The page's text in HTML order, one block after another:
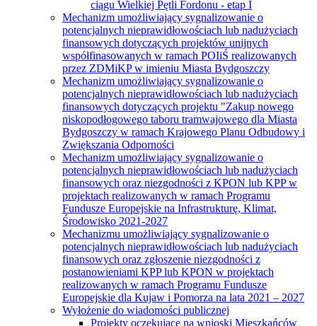
ciągu Wielkiej Pętli Fordonu - etap I
Mechanizm umożliwiający sygnalizowanie o
potencjalnych nieprawidłowościach lub nadużyciach
finansowych dotyczących projektów unijnych
współfinasowanych w ramach POIiŚ realizowanych
przez ZDMiKP w imieniu Miasta Bydgoszczy
Mechanizm umożliwiający sygnalizowanie o
potencjalnych nieprawidłowościach lub nadużyciach
finansowych dotyczących projektu "Zakup nowego
niskopodłogowego taboru tramwajowego dla Miasta
Bydgoszczy w ramach Krajowego Planu Odbudowy i
Zwiększania Odporności
Mechanizm umożliwiający sygnalizowanie o
potencjalnych nieprawidłowościach lub nadużyciach
finansowych oraz niezgodności z KPON lub KPP w
projektach realizowanych w ramach Programu
Fundusze Europejskie na Infrastrukturę, Klimat,
Środowisko 2021-2027
Mechanizmu umożliwiający sygnalizowanie o
potencjalnych nieprawidłowościach lub nadużyciach
finansowych oraz zgłoszenie niezgodności z
postanowieniami KPP lub KPON w projektach
realizowanych w ramach Programu Fundusze
Europejskie dla Kujaw i Pomorza na lata 2021 – 2027
Wyłożenie do wiadomości publicznej
Projekty oczekujące na wnioski Mieszkańców